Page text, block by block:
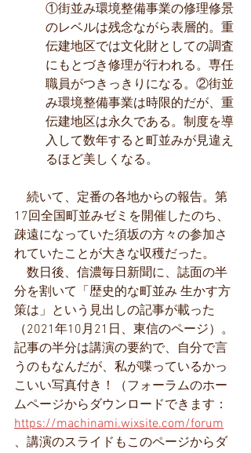
①街並み環境整備事業の修理修景
のレベルは残念ながら表層的。重
伝建地区では文化財としての調査
にもとづき修理が行われる。専任
職員がつきっきりになる。②街並
み環境整備事業は時限的だが、重
伝建地区は永久である。制度を導
入して数年すると町並みが見違え
るほど美しくなる。
続いて、定番の各地からの報告。第
17回全国町並みゼミを開催したのち、
疎遠になっていた須坂の方々の参加さ
れていたことが大きな収穫だった。
数日後、信濃毎日新聞に、誌面の半
分を割いて「歴史的な町並み 生かす方
策は」という見出しの記事が載った
（2021年10月21日、東信のページ）。
記事の半分は講演の要約で、自分で言
うのもなんだが、私が喋っているかっ
こいい写真付き！（フォーラムのホー
ムページからダウンロードできます：
https://machinami.wixsite.com/forum
、講演のスライドもこのページからダ